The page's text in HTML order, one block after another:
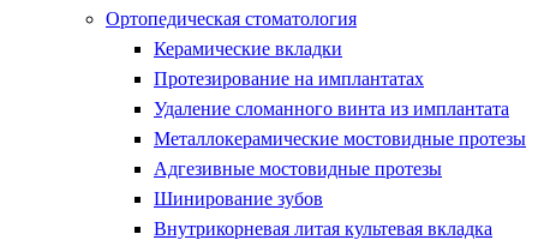
Ортопедическая стоматология
Керамические вкладки
Протезирование на имплантатах
Удаление сломанного винта из имплантата
Металлокерамические мостовидные протезы
Адгезивные мостовидные протезы
Шинирование зубов
Внутрикорневая литая культевая вкладка